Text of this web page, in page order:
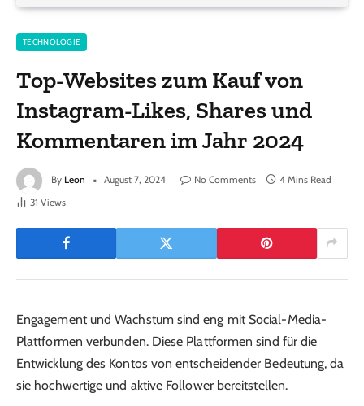
TECHNOLOGIE
Top-Websites zum Kauf von
Instagram-Likes, Shares und
Kommentaren im Jahr 2024
By Leon August 7, 2024 No Comments
4 Mins Read
31 Views
Engagement und Wachstum sind eng mit Social-Media-
Plattformen verbunden. Diese Plattformen sind für die
Entwicklung des Kontos von entscheidender Bedeutung, da
sie hochwertige und aktive Follower bereitstellen.